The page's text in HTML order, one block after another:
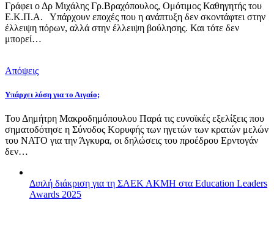
Γράφει ο Δρ Μιχάλης Γρ.Βραχόπουλος, Ομότιμος Καθηγητής του
Ε.Κ.Π.Α. Υπάρχουν εποχές που η ανάπτυξη δεν σκοντάφτει στην
έλλειψη πόρων, αλλά στην έλλειψη βούλησης. Και τότε δεν
μπορεί…
Απόψεις
Υπάρχει λύση για το Αιγαίο;
Του Δημήτρη Μακροδημόπουλου Παρά τις ευνοϊκές εξελίξεις που
σηματοδότησε η Σύνοδος Κορυφής των ηγετών των κρατών μελών
του ΝΑΤΟ για την Άγκυρα, οι δηλώσεις του προέδρου Ερντογάν
δεν…
Διπλή διάκριση για τη ΣΑΕΚ ΑΚΜΗ στα Education Leaders
Awards 2025